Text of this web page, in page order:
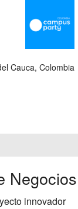
Cauca, Colombia
innovador